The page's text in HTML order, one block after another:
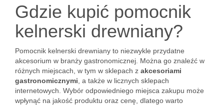
Gdzie kupić pomocnik
kelnerski drewniany?
Pomocnik kelnerski drewniany to niezwykle przydatne
akcesorium w branży gastronomicznej. Można go znaleźć w
różnych miejscach, w tym w sklepach z akcesoriami
gastronomicznymi , a także w licznych sklepach
internetowych. Wybór odpowiedniego miejsca zakupu może
wpłynąć na jakość produktu oraz cenę, dlatego warto